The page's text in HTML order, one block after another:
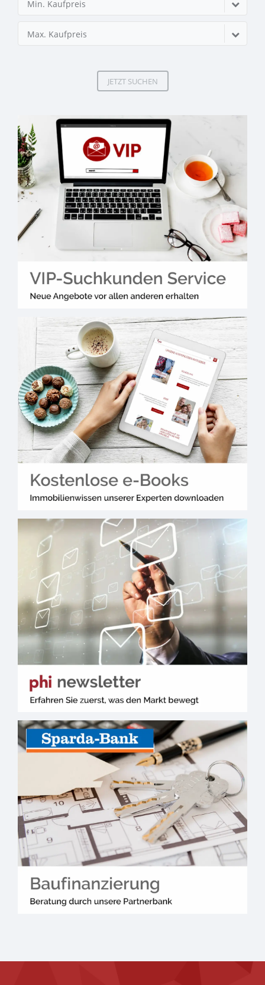
Min. Kaufpreis
Max. Kaufpreis
JETZT SUCHEN